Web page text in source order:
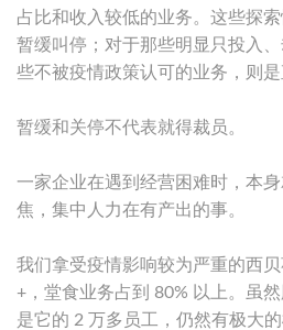
占比和收入较低的业务。这些探
暂缓叫停；对于那些明显只投入
些不被疫情政策认可的业务，则是
暂缓和关停不代表就得裁员。
一家企业在遇到经营困难时，本
焦，集中人力在有产出的事。
我们拿受疫情影响较为严重的西
+，堂食业务占到 80% 以上。虽
是它的 2 万多员工，仍然有极大的